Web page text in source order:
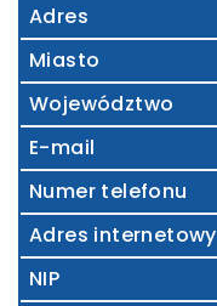
Adres
Miasto
Województwo
E-mail
Numer telefonu
Adres internetowy
NIP